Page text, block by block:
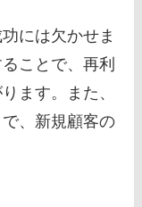
には欠かせま
ことで、再利
ます。また、
、新規顧客の